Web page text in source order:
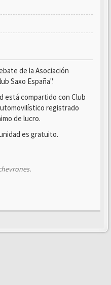
de la Asociación
Saxo España".
está compartido con Club
registrado
de lucro.
es gratuito.